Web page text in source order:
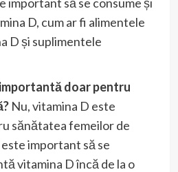
D, cum ar fi alimentele
D și suplimentele
doar pentru
Nu, vitamina D este
sănătatea femeilor de
important să se
vitamina D încă de la o